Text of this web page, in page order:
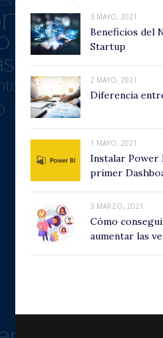
3 MAYO, 2021
Beneficios del
Startup
2 MAYO, 2021
Diferencia
1 MAYO, 2021
Instalar Power
primer
3 MARZO, 2021
Cómo
aumentar las